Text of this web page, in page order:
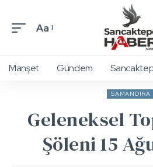
Aa
Manşet Gündem
SAMANDIRA
Geleneksel
Şöleni 15